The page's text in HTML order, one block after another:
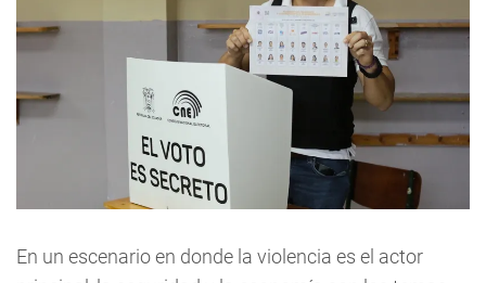
En un escenario en donde la violencia es el actor